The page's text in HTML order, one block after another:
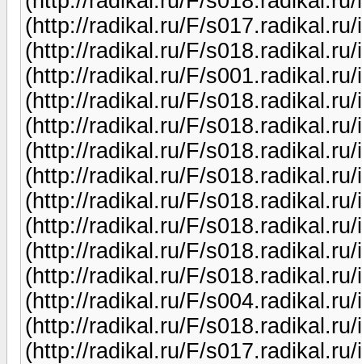
(http://radikal.ru/F/
(http://radikal.ru/F/
(http://radikal.ru/F/
(http://radikal.ru/F/
(http://radikal.ru/F/
(http://radikal.ru/F/
(http://radikal.ru/F/
(http://radikal.ru/F/
(http://radikal.ru/F/
(http://radikal.ru/F/
(http://radikal.ru/F/
(http://radikal.ru/F/
(http://radikal.ru/F/
(http://radikal.ru/F/